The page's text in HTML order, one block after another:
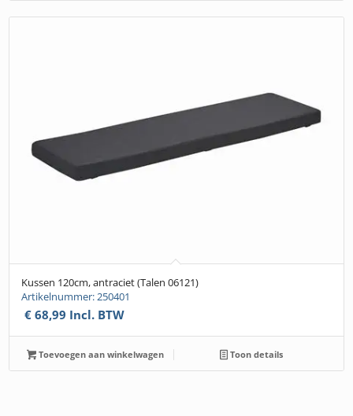
Kussen 120cm, antraciet (Talen 06121)
Artikelnummer: 250401
€ 68,99 Incl. BTW
Toevoegen aan winkelwagen Toon details